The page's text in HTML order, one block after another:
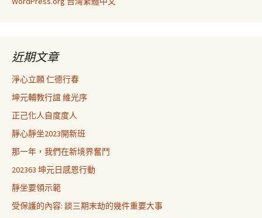
近期文章
淨心立願 仁德行春
坤元輔教行誼 維光序
正己化人自度度人
靜心靜坐2023開新班
那一年，我們在新境界奮鬥
202363 坤元日感恩行動
靜坐要領示範
受保護的內容: 談三期末劫的幾件重要大事